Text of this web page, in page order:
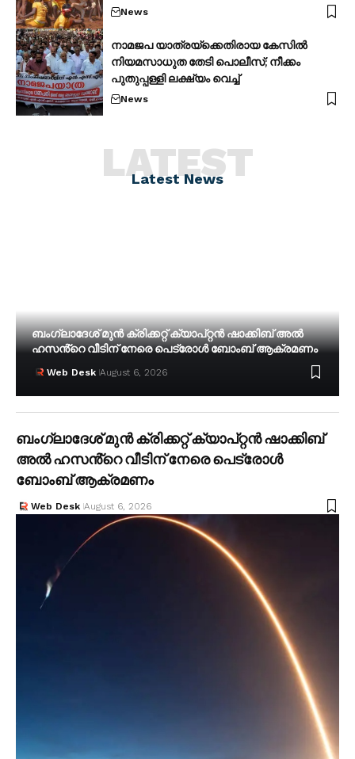
News
നാമജപ യാത്രയ്‌ക്കെതിരായ കേസില്‍
നിയമസാധുത തേടി പൊലീസ്; നീക്കം
പുതുപ്പള്ളി ലക്ഷ്യം വെച്ച്
News
Latest News
LATEST
ബംഗ്ലാദേശ് മുൻ ക്രിക്കറ്റ് ക്യാപ്റ്റൻ ഷാക്കിബ് അൽ
ഹസൻ്റെ വീടിന് നേരെ പെട്രോൾ ബോംബ് ആക്രമണം
Web Desk August 6, 2026
ബംഗ്ലാദേശ് മുൻ ക്രിക്കറ്റ് ക്യാപ്റ്റൻ ഷാക്കിബ്
അൽ ഹസൻ്റെ വീടിന് നേരെ പെട്രോൾ
ബോംബ് ആക്രമണം
Web Desk August 6, 2026